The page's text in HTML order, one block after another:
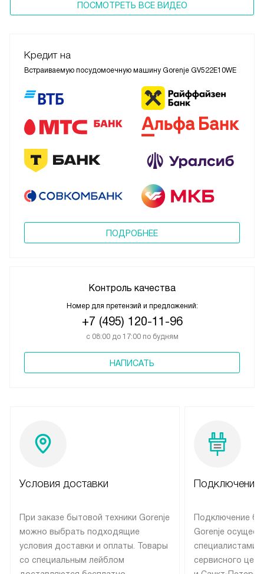
ПОСМОТРЕТЬ ВСЕ ВИДЕО
Кредит на
Встраиваемую посудомоечную машину Gorenje GV522E10WE
ПОДРОБНЕЕ
Контроль качества
Номер для претензий и предложений:
+7 (495) 120-11-96
с 08:00 до 17:00 по будням
НАПИСАТЬ
Условия доставки
При заказе бытовой техники Gorenje
можно выбрать подходящие
условия доставки и оплаты. Товары
со специальным лейблом
Подключение
Подключение
Gorenje
специалистами
сервисного